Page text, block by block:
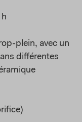
plein, avec un
différentes